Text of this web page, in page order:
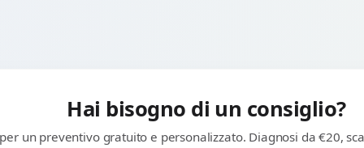
Hai bisogno di un consiglio?
un preventivo gratuito e personalizzato. Diagnosi da €20,